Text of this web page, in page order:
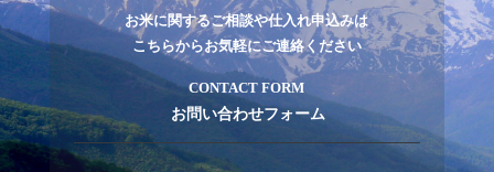
お米に関するご相談や仕入れ申込みは
こちらからお気軽にご連絡ください
CONTACT FORM
お問い合わせフォーム